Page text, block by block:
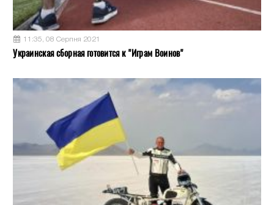
11:35, 08 Серпня 2021
Украинская сборная готовится к "Играм Воинов"